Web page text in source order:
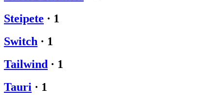
Steipete · 1
Switch · 1
Tailwind · 1
Tauri · 1